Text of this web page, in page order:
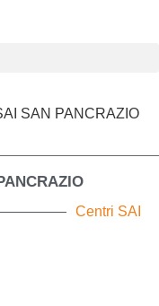
SAN PANCRAZIO
Centri SAI